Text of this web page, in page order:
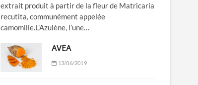
extrait produit à partir de la fleur de Matricaria
recutita, communément appelée
camomille.L’Azulène, l’une…
AVEA
13/06/2019